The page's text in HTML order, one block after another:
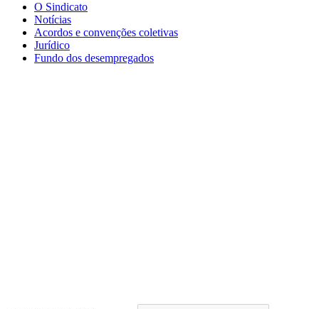
São
Paulo
Sindicato
O Sindicato
Notícias
Acordos e convenções coletivas
Jurídico
Fundo dos desempregados